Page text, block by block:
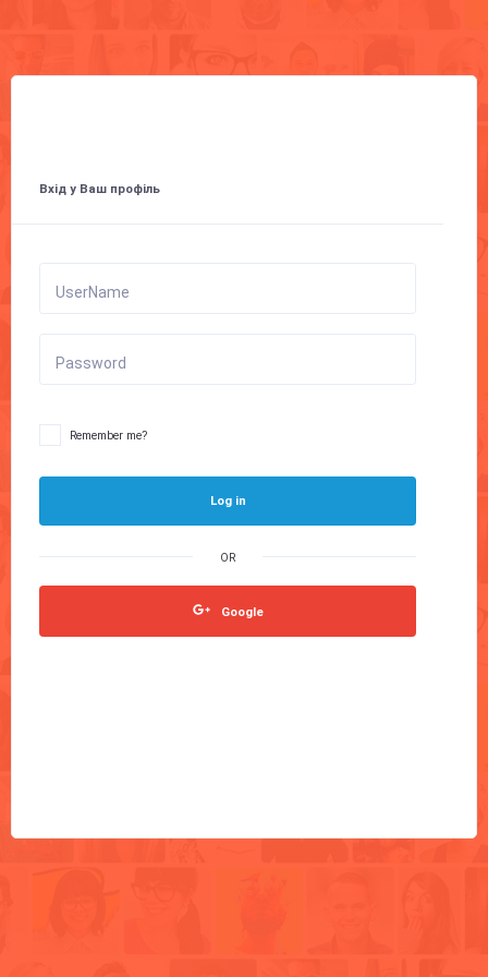
Вхід у Ваш профіль
UserName
Password
Remember me?
Log in
Google